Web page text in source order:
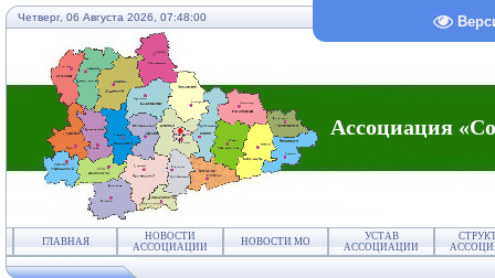
Четверг, 06 Августа 2026, 07:48:01
Ассоциация
ГЛАВНАЯ
НОВОСТИ
АССОЦИАЦИИ
НОВОСТИ МО
УСТАВ
АССОЦИАЦИИ